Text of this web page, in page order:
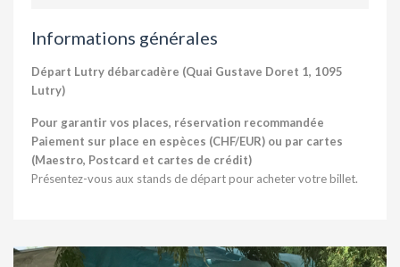
Informations générales
Départ Lutry débarcadère (Quai Gustave Doret 1, 1095
Lutry)
Pour garantir vos places, réservation recommandée
Paiement sur place en espèces (CHF/EUR) ou par cartes
(Maestro, Postcard et cartes de crédit)
Présentez-vous aux stands de départ pour acheter votre billet.